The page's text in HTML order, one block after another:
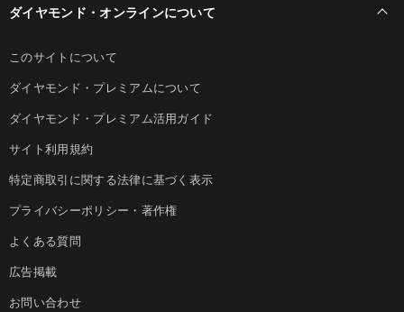
ダイヤモンド・オンラインについて
このサイトについて
ダイヤモンド・プレミアムについて
ダイヤモンド・プレミアム活用ガイド
サイト利用規約
特定商取引に関する法律に基づく表示
プライバシーポリシー・著作権
よくある質問
広告掲載
お問い合わせ